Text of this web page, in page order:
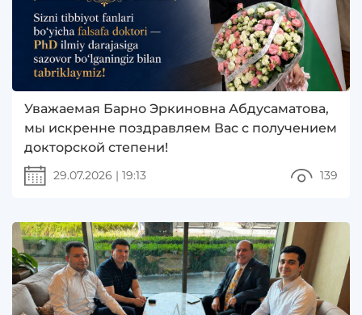
Уважаемая Барно Эркиновна Абдусаматова,
мы искренне поздравляем Вас с получением
докторской степени!
29.07.2026 | 19:13 139